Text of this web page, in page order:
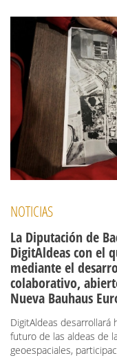
NOTICIAS
La Diputación de
DigitAldeas con el
mediante el
colaborativo,
Nueva Bauhaus
DigitAldeas desarrollará
futuro de las aldeas de
geoespaciales,